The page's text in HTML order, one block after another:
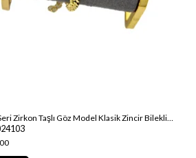
Özel Seri Zirkon Taşlı Göz Model Klasik Zincir Bileklik ( 22 Cm )